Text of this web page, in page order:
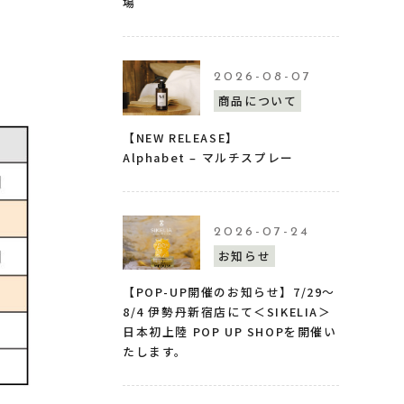
2026-08-07
商品について
【NEW RELEASE】
Alphabet – マルチスプレー
2026-07-24
お知らせ
【POP-UP開催のお知らせ】7/29〜
8/4 伊勢丹新宿店にて＜SIKELIA＞
日本初上陸 POP UP SHOPを開催い
たします。